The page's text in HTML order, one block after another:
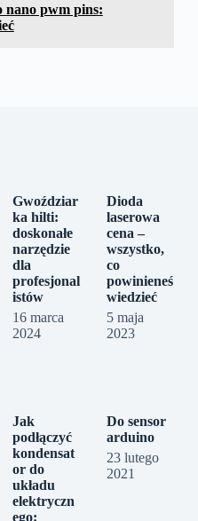
nano pwm pins:
Gwoździar
ka hilti:
doskonałe
narzędzie
dla
profesjonal
istów
16 marca
2024
Dioda
laserowa
cena –
wszystko,
co
powinieneś
wiedzieć
5 maja
2023
Jak
podłączyć
kondensat
or do
układu
elektryczn
ego:
Do sensor
arduino
23 lutego
2021